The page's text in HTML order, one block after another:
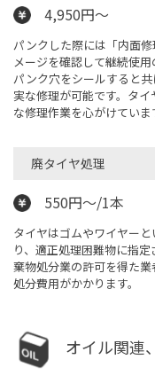
4,950円～
パンクした際には「内面
メージを確認して継続使用
パンク穴をシールすると
実な修理が可能です。タ
な修理作業を心がけていま
廃タイヤ処理
550円～/1本
タイヤはゴムやワイヤー
り、適正処理困難物に指
棄物処分業の許可を得た業
処分費用がかかります。
オイル関連